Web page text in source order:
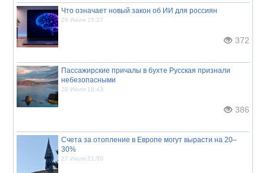
Что означает новый закон об ИИ для россиян
29 Июля 15:27
372
Пассажирские причалы в бухте Русская признали
небезопасными
28 Июля 18:43
386
Счета за отопление в Европе могут вырасти на 20–
30%
27 Июля 21:50